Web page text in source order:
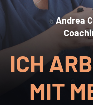
Andrea
ICH
MIT